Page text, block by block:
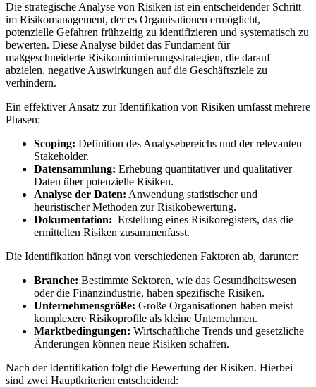
Die strategische Analyse von‌ Risiken ist ein entscheidender Schritt
im Risikomanagement, der es Organisationen ⁢ermöglicht,
potenzielle Gefahren frühzeitig zu identifizieren und systematisch zu
bewerten. Diese Analyse bildet das‍ Fundament​ für
maßgeschneiderte Risikominimierungsstrategien, die darauf
abzielen, negative​ Auswirkungen ​auf die‍ Geschäftsziele zu
verhindern.
Ein effektiver Ansatz zur ‍Identifikation ​von Risiken umfasst ‍mehrere
Phasen:
Scoping: Definition​ des Analysebereichs und der relevanten
⁣Stakeholder.
Datensammlung: ​Erhebung‌ quantitativer und qualitativer
Daten über potenzielle Risiken.
Analyse ‌der Daten: Anwendung statistischer und
heuristischer Methoden zur Risikobewertung.
Dokumentation: ⁤ Erstellung eines‍ Risikoregisters,​ das die
ermittelten​ Risiken zusammenfasst.
Die⁤ Identifikation⁣ hängt von verschiedenen Faktoren ⁤ab, darunter:
Branche: Bestimmte Sektoren, wie ⁢das Gesundheitswesen
oder die Finanzindustrie, haben spezifische Risiken.
Unternehmensgröße: Große Organisationen⁤ haben meist
komplexere Risikoprofile als kleine Unternehmen.
Marktbedingungen: Wirtschaftliche Trends und ‌gesetzliche
Änderungen können neue Risiken schaffen.
Nach der ‍Identifikation folgt ⁣die Bewertung der Risiken. Hierbei
sind zwei‌ Hauptkriterien entscheidend: